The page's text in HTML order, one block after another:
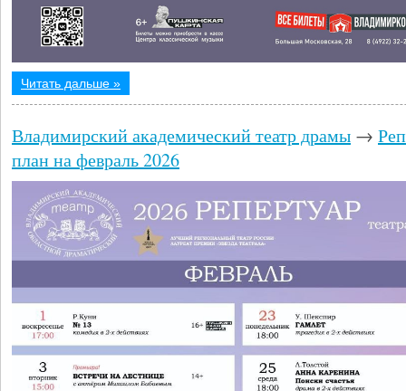
Читать дальше »
Владимирский академический театр драмы →
план на февраль 2026